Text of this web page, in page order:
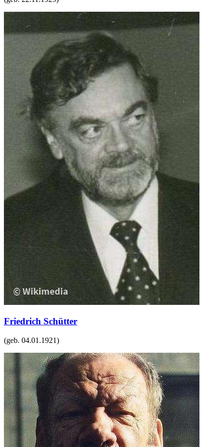
Friedrich Schütter
(geb. 04.01.1921)